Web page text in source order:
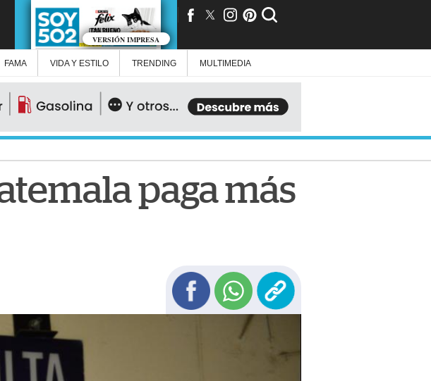
VERSIÓN IMPRESA
FAMA VIDA Y ESTILO TRENDING MULTIMEDIA
paga más